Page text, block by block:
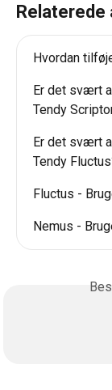
Relaterede
Hvordan
Er det svært
Tendy
Er det svært
Tendy
Fluctus -
Nemus -